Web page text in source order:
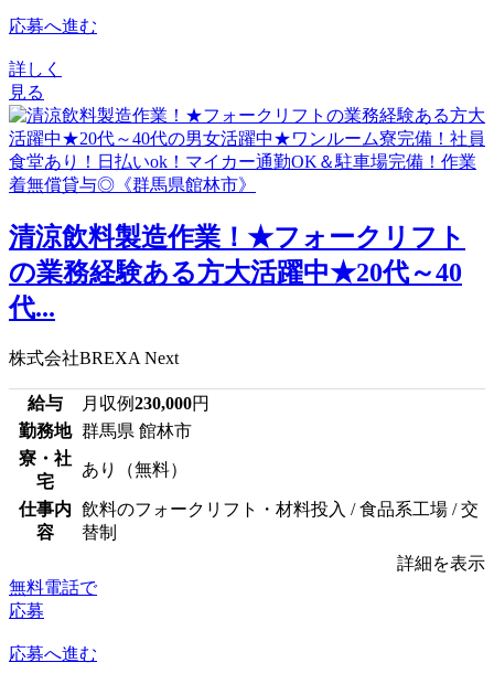
応募へ進む
詳しく
見る
清涼飲料製造作業！★フォークリフト
の業務経験ある方大活躍中★20代～40
代...
株式会社BREXA Next
給与 月収例230,000円
勤務地 群馬県 館林市
寮・社
宅
あり（無料）
仕事内
容
飲料のフォークリフト・材料投入 / 食品系工場 / 交
替制
詳細を表示
無料電話で
応募
応募へ進む